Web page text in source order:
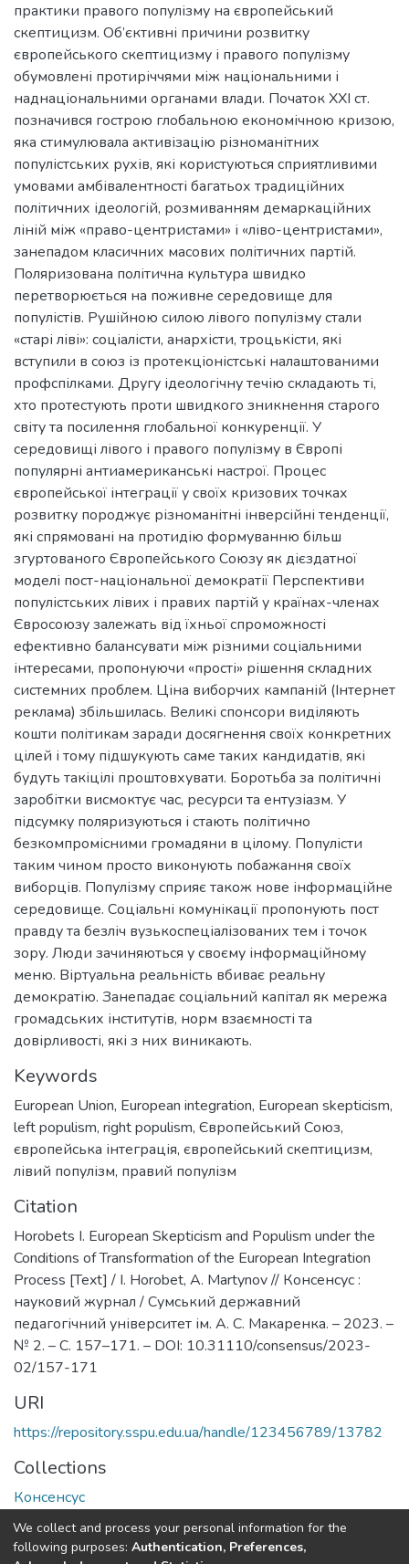
практики правого популізму на європейський
скептицизм. Об’єктивні причини розвитку
європейського скептицизму і правого популізму
обумовлені протиріччями між національними і
наднаціональними органами влади. Початок ХХІ ст.
позначився гострою глобальною економічною кризою,
яка стимулювала активізацію різноманітних
популістських рухів, які користуються сприятливими
умовами амбівалентності багатьох традиційних
політичних ідеологій, розмиванням демаркаційних
ліній між «право-центристами» і «ліво-центристами»,
занепадом класичних масових політичних партій.
Поляризована політична культура швидко
перетворюється на поживне середовище для
популістів. Рушійною силою лівого популізму стали
«старі ліві»: соціалісти, анархісти, троцькісти, які
вступили в союз із протекціоністські налаштованими
профспілками. Другу ідеологічну течію складають ті,
хто протестують проти швидкого зникнення старого
світу та посилення глобальної конкуренції. У
середовищі лівого і правого популізму в Європі
популярні антиамериканські настрої. Процес
європейської інтеграції у своїх кризових точках
розвитку породжує різноманітні інверсійні тенденції,
які спрямовані на протидію формуванню більш
згуртованого Європейського Союзу як дієздатної
моделі пост-національної демократії Перспективи
популістських лівих і правих партій у країнах-членах
Євросоюзу залежать від їхньої спроможності
ефективно балансувати між різними соціальними
інтересами, пропонуючи «прості» рішення складних
системних проблем. Ціна виборчих кампаній (Інтернет
реклама) збільшилась. Великі спонсори виділяють
кошти політикам заради досягнення своїх конкретних
цілей і тому підшукують саме таких кандидатів, які
будуть такіцілі проштовхувати. Боротьба за політичні
заробітки висмоктує час, ресурси та ентузіазм. У
підсумку поляризуються і стають політично
безкомпромісними громадяни в цілому. Популісти
таким чином просто виконують побажання своїх
виборців. Популізму сприяє також нове інформаційне
середовище. Соціальні комунікації пропонують пост
правду та безліч вузькоспеціалізованих тем і точок
зору. Люди зачиняються у своєму інформаційному
меню. Віртуальна реальність вбиває реальну
демократію. Занепадає соціальний капітал як мережа
громадських інститутів, норм взаємності та
довірливості, які з них виникають.
Keywords
European Union, European integration, European skepticism,
left populism, right populism, Європейський Союз,
європейська інтеграція, європейський скептицизм,
лівий популізм, правий популізм
Citation
Horobets І. European Skepticism and Populism under the
Conditions of Transformation of the European Integration
Process [Теxt] / І. Horobet, А. Martynov // Консенсус :
науковий журнал / Сумський державний
педагогічний університет ім. А. С. Макаренка. – 2023. –
№ 2. – С. 157–171. – DOI: 10.31110/consensus/2023-
02/157-171
URI
https://repository.sspu.edu.ua/handle/123456789/13782
Collections
Консенсус
Full item page Google Scholar
We collect and process your personal information for the
following purposes: Authentication, Preferences,